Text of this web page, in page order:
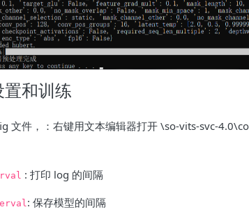
和训练
文件，：右键用文本编辑器打开 \so-vits-svc-
: 打印 log 的间隔
: 保存模型的间隔